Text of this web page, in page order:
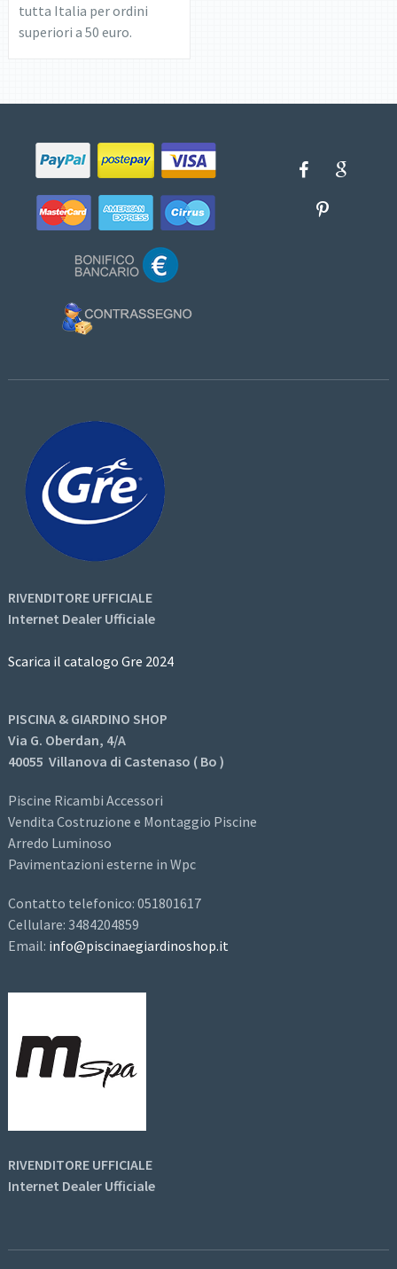
tutta Italia per ordini
superiori a 50 euro.
RIVENDITORE UFFICIALE
Internet Dealer Ufficiale
Scarica il catalogo Gre 2024
PISCINA & GIARDINO SHOP
Via G. Oberdan, 4/A
40055 Villanova di Castenaso ( Bo )
Piscine Ricambi Accessori
Vendita Costruzione e Montaggio Piscine
Arredo Luminoso
Pavimentazioni esterne in Wpc
Contatto telefonico: 051801617
Cellulare: 3484204859
Email: info@piscinaegiardinoshop.it
RIVENDITORE UFFICIALE
Internet Dealer Ufficiale